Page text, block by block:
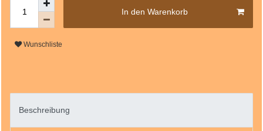
In den Warenkorb
Wunschliste
Beschreibung